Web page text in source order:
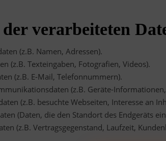
verarbeiteten
(z.B. Namen, Adressen).
(z.B. Texteingaben, Fotografien, Videos).
(z.B. E-Mail, Telefonnummern).
(z.B. Geräte-Informationen,
(z.B. besuchte Webseiten, Interesse an
(Daten, die den Standort des Endgeräts
(z.B. Vertragsgegenstand, Laufzeit,